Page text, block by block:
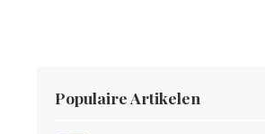
Populaire Artikelen